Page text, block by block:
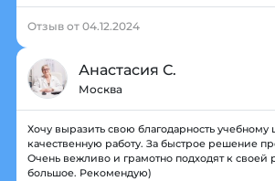
Отзыв от 04.12.2024
Анастасия С.
Москва
Хочу выразить свою благодарность учебному
качественную работу. За быстрое решение
Очень вежливо и грамотно подходят к своей
большое. Рекомендую)